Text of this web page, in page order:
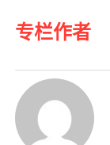
专栏作者